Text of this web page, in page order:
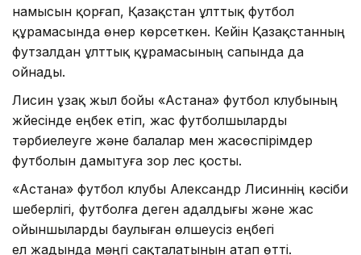
намысын қорғап, Қазақстан ұлттық футбол
құрамасында өнер көрсеткен. Кейін Қазақстанның
футзалдан ұлттық құрамасының сапында да
ойнады.
Лисин ұзақ жыл бойы «Астана» футбол клубының
жүйесінде еңбек етіп, жас футболшыларды
тәрбиелеуге және балалар мен жасөспірімдер
футболын дамытуға зор үлес қосты.
«Астана» футбол клубы Александр Лисиннің кәсіби
шеберлігі, футболға деген адалдығы және жас
ойыншыларды баулыған өлшеусіз еңбегі
ел жадында мәңгі сақталатынын атап өтті.